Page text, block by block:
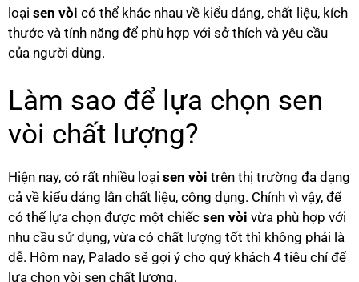
loại sen vòi có thể khác nhau về kiểu dáng, chất liệu, kích
thước và tính năng để phù hợp với sở thích và yêu cầu
của người dùng.
Làm sao để lựa chọn sen
vòi chất lượng?
Hiện nay, có rất nhiều loại sen vòi trên thị trường đa dạng
cả về kiểu dáng lẫn chất liệu, công dụng. Chính vì vậy, để
có thể lựa chọn được một chiếc sen vòi vừa phù hợp với
nhu cầu sử dụng, vừa có chất lượng tốt thì không phải là
dễ. Hôm nay, Palado sẽ gợi ý cho quý khách 4 tiêu chí để
lựa chọn vòi sen chất lượng.